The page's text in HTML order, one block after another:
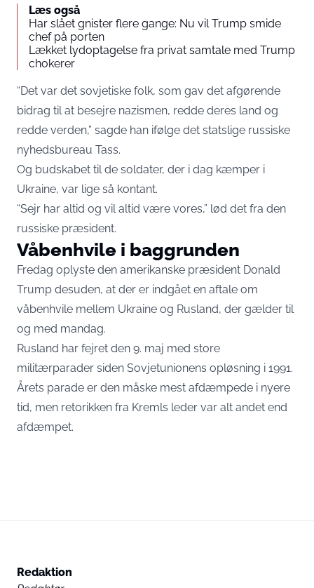
Læs også
Har slået gnister flere gange: Nu vil Trump smide
chef på porten
Lækket lydoptagelse fra privat samtale med Trump
chokerer
“Det var det sovjetiske folk, som gav det afgørende
bidrag til at besejre nazismen, redde deres land og
redde verden,” sagde han ifølge det statslige russiske
nyhedsbureau Tass.
Og budskabet til de soldater, der i dag kæmper i
Ukraine, var lige så kontant.
“Sejr har altid og vil altid være vores,” lød det fra den
russiske præsident.
Våbenhvile i baggrunden
Fredag oplyste den amerikanske præsident Donald
Trump desuden, at der er indgået en aftale om
våbenhvile mellem Ukraine og Rusland, der gælder til
og med mandag.
Rusland har fejret den 9. maj med store
militærparader siden Sovjetunionens opløsning i 1991.
Årets parade er den måske mest afdæmpede i nyere
tid, men retorikken fra Kremls leder var alt andet end
afdæmpet.
Redaktion